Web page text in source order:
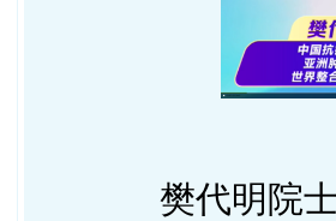
樊代明院